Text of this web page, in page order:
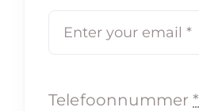
Telefoonnummer*